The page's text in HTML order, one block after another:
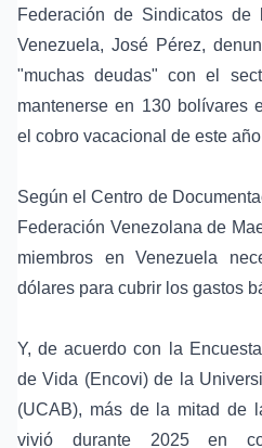
Federación de Sindicatos
Venezuela, José Pérez,
"muchas deudas" con el
mantenerse en 130 bolívares
el cobro vacacional de este
Según elCentro de
Federación Venezolana de
miembros en Venezuela
dólares para cubrir los gastos
Y, de acuerdo con la
de Vida (Encovi) de la
(UCAB), más de la mitad de
vivió durante 2025 en